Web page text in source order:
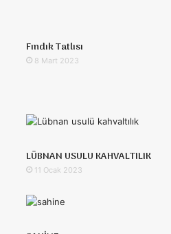
Fındık Tatlısı
8 Mart 2023
LÜBNAN USULU KAHVALTILIK
11 Ocak 2023